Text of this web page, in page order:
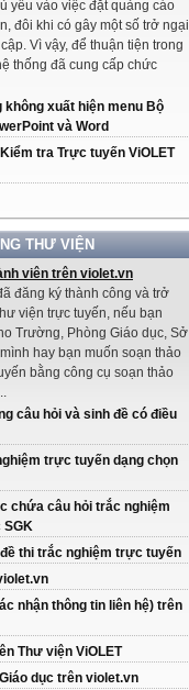
yếu vào việc đặt quảng cáo
đôi khi có gây một số trở ngại
Vì vậy, để thuận tiện trong
thống đã cung cấp chức
xuất hiện menu Bộ
và Word
tra Trực tuyến ViOLET
THƯ VIỆN
viên trên violet.vn
đăng ký thành công và trở
viện trực tuyến, nếu bạn
Trường, Phòng Giáo dục, Sở
hay bạn muốn soạn thảo
bằng công cụ soạn thảo
câu hỏi và sinh đề có điều
trực tuyến dạng chọn
chứa câu hỏi trắc nghiệm
SGK
thi trắc nghiệm trực tuyến
nhận thông tin liên hệ) trên
Thư viện ViOLET
dục trên violet.vn